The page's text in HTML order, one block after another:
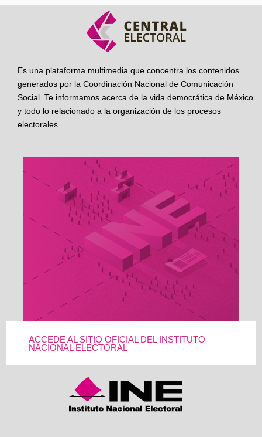
Es una plataforma multimedia que concentra los contenidos
generados por la Coordinación Nacional de Comunicación
Social. Te informamos acerca de la vida democrática de México
y todo lo relacionado a la organización de los procesos
electorales
ACCEDE AL SITIO OFICIAL DEL INSTITUTO
NACIONAL ELECTORAL